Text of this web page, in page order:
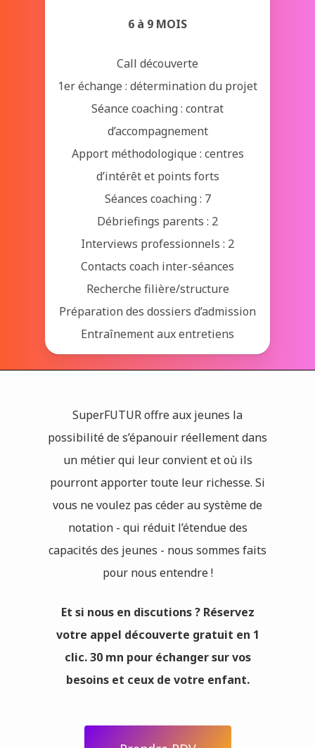
6 à 9 MOIS
Call découverte
1er échange : détermination du projet
Séance coaching : contrat
d’accompagnement
Apport méthodologique : centres
d’intérêt et points forts
Séances coaching : 7
Débriefings parents : 2
Interviews professionnels : 2
Contacts coach inter-séances
Recherche filière/structure
Préparation des dossiers d’admission
Entraînement aux entretiens
SuperFUTUR offre aux jeunes la
possibilité de s’épanouir réellement dans
un métier qui leur convient et où ils
pourront apporter toute leur richesse. Si
vous ne voulez pas céder au système de
notation - qui réduit l’étendue des
capacités des jeunes - nous sommes faits
pour nous entendre !
Et si nous en discutions ? Réservez
votre appel découverte gratuit en 1
clic. 30 mn pour échanger sur vos
besoins et ceux de votre enfant.